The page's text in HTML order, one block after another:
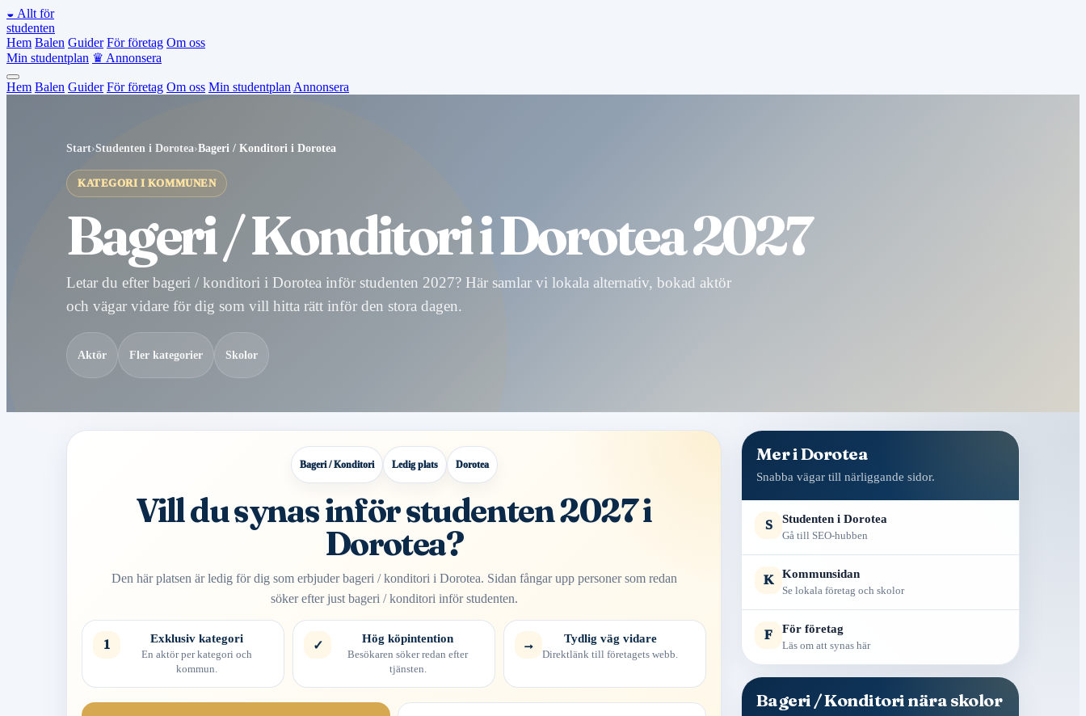
◒ Allt för
studenten
Hem Balen Guider För företag Om oss
Min studentplan ♛ Annonsera
Hem Balen Guider För företag Om oss Min studentplan Annonsera
Start›Studenten i Dorotea›Bageri / Konditori i Dorotea
KATEGORI I KOMMUNEN
Bageri / Konditori i Dorotea 2027
Letar du efter bageri / konditori i Dorotea inför studenten 2027? Här samlar vi lokala alternativ, bokad aktör
och vägar vidare för dig som vill hitta rätt inför den stora dagen.
Aktör Fler kategorier Skolor
Bageri / Konditori Ledig plats Dorotea
Vill du synas inför studenten 2027 i
Dorotea?
Den här platsen är ledig för dig som erbjuder bageri / konditori i Dorotea. Sidan fångar upp personer som redan
söker efter just bageri / konditori inför studenten.
1 Exklusiv kategori
En aktör per kategori och
kommun.
✓ Hög köpintention
Besökaren söker redan efter
tjänsten.
→ Tydlig väg vidare
Direktlänk till företagets webb.
Mer i Dorotea
Snabba vägar till närliggande sidor.
S Studenten i Dorotea
Gå till SEO-hubben
K Kommunsidan
Se lokala företag och skolor
F För företag
Läs om att synas här
Bageri / Konditori nära skolor